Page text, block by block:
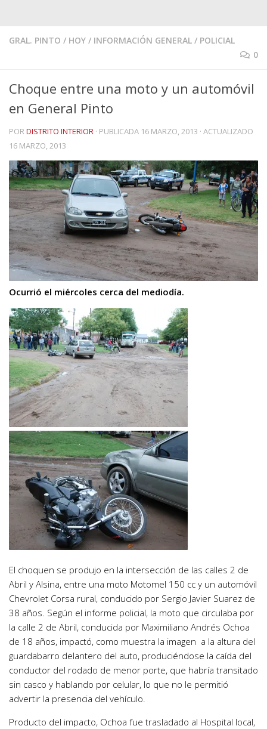
GRAL. PINTO / HOY / INFORMACIÓN GENERAL / POLICIAL
0
Choque entre una moto y un automóvil
en General Pinto
PORDISTRITO INTERIOR · PUBLICADA 16 MARZO, 2013 · ACTUALIZADO
16 MARZO, 2013
Ocurrió el miércoles cerca del mediodía.
El choquen se produjo en la intersección de las calles 2 de
Abril y Alsina, entre una moto Motomel 150 cc y un automóvil
Chevrolet Corsa rural, conducido por Sergio Javier Suarez de
38 años. Según el informe policial, la moto que circulaba por
la calle 2 de Abril, conducida por Maximiliano Andrés Ochoa
de 18 años, impactó, como muestra la imagen a la altura del
guardabarro delantero del auto, produciéndose la caída del
conductor del rodado de menor porte, que habría transitado
sin casco y hablando por celular, lo que no le permitió
advertir la presencia del vehículo.
Producto del impacto, Ochoa fue trasladado al Hospital local,